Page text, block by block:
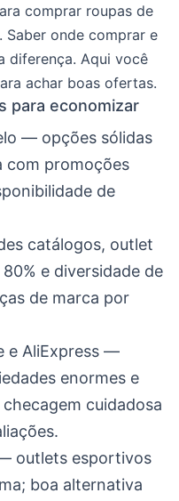
comprar roupas de
onde comprar e
diferença. Aqui você
achar boas ofertas.
para economizar
— opções sólidas
com promoções
de
catálogos, outlet
e diversidade de
de marca por
e AliExpress —
enormes e
cuidadosa
outlets esportivos
boa alternativa